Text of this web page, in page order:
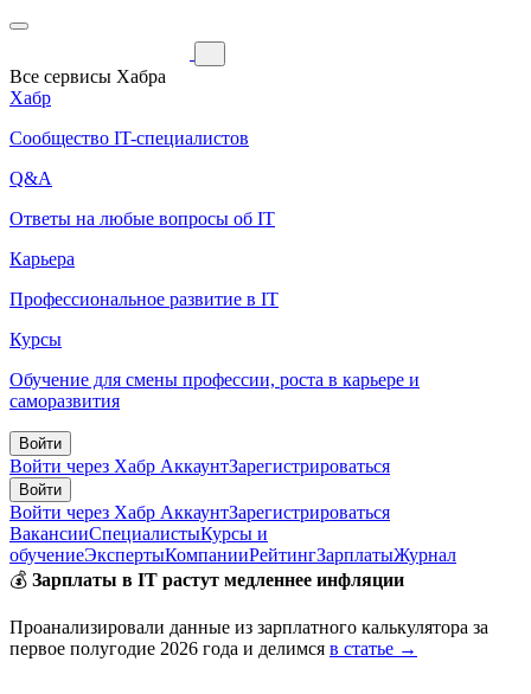
Все сервисы Хабра
Хабр
Сообщество IT-специалистов
Q&A
Ответы на любые вопросы об IT
Карьера
Профессиональное развитие в IT
Курсы
Обучение для смены профессии, роста в карьере и
саморазвития
Войти
Войти через Хабр АккаунтЗарегистрироваться
Войти
Войти через Хабр АккаунтЗарегистрироваться
ВакансииСпециалистыКурсы и
обучениеЭкспертыКомпанииРейтингЗарплатыЖурнал
💰 Зарплаты в IT растут медленнее инфляции
Проанализировали данные из зарплатного калькулятора за
первое полугодие 2026 года и делимся в статье →